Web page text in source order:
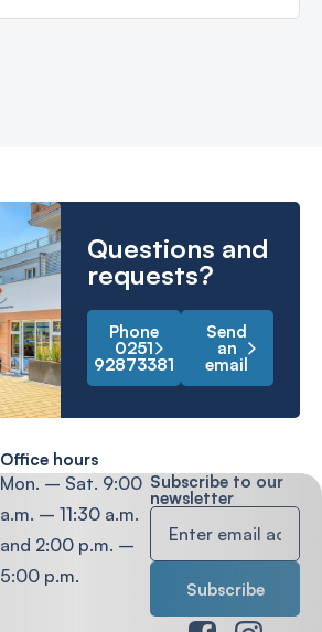
Questions and
requests?
Phone
0251
92873381
Send
an
email
Office hours
Mon. – Sat. 9:00
a.m. – 11:30 a.m.
and 2:00 p.m. –
5:00 p.m.
Subscribe to our
newsletter